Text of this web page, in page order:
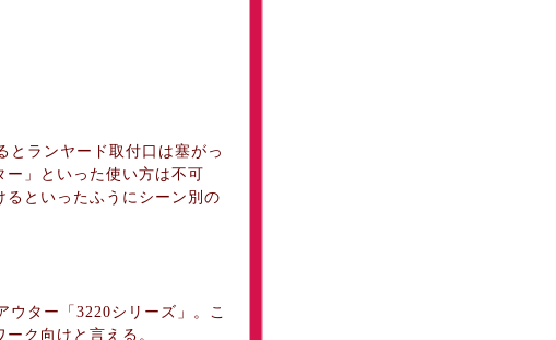
とランヤード取付口は塞がっ
」といった使い方は不可
といったふうにシーン別の
ター「3220シリーズ」。こ
ク向けと言える。